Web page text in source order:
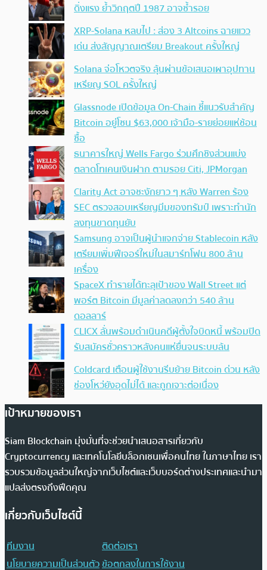
ดิ่งแรง ย้ำวิกฤตปี 1987 อาจซ้ำรอย
XRP-Solana หลบไป : ส่อง 3 Altcoins ฉายแวว
เด่น ส่งสัญญาณเตรียม Breakout ครั้งใหญ่
Solana จ่อโหวตจริง ลุ้นผ่านข้อเสนอเผาอุปทาน
เหรียญ SOL ครั้งใหญ่
Glassnode เปิดข้อมูล On-Chain ชี้แนวรับสำคัญ
Bitcoin อยู่โซน $63,000 เจ้ามือ-รายย่อยแห่ช้อน
ซื้อ
ธนาคารใหญ่ Wells Fargo ร่วมศึกชิงส่วนแบ่ง
ตลาดโทเคนเงินฝาก ตามรอย Citi, JPMorgan
Clarity Act อาจชะงักยาว ๆ หลัง Warren ร้อง
SEC ตรวจสอบเหรียญมีมของทรัมป์ เพราะทำนัก
ลงทุนขาดทุนยับ
Samsung อาจเป็นผู้นำแจกจ่าย Stablecoin หลัง
เตรียมเพิ่มฟีเจอร์ใหม่ในสมาร์ทโฟน 800 ล้าน
เครื่อง
SpaceX ทำรายได้ทะลุเป้าของ Wall Street แต่
พอร์ต Bitcoin มีมูลค่าลดลงกว่า 540 ล้าน
ดอลลาร์
CLICX ลั่นพร้อมดำเนินคดีผู้ตั้งใจบิดหนี้ พร้อมปิด
รับสมัครชั่วคราวหลังคนแห่ยื่นจนระบบล้น
Coldcard เตือนผู้ใช้งานรีบย้าย Bitcoin ด่วน หลัง
ช่องโหว่ยังอุดไม่ได้ และถูกเจาะต่อเนื่อง
เป้าหมายของเรา
Siam Blockchain มุ่งมั่นที่จะช่วยนำเสนอสารเกี่ยวกับ
Cryptocurrency และเทคโนโลยีบล็อกเชนเพื่อคนไทย ในภาษาไทย เรา
รวบรวมข้อมูลส่วนใหญ่จากเว็บไซต์และเว็บบอร์ดต่างประเทศและนำมา
แปลส่งตรงถึงฟีดคุณ
เกี่ยวกับเว็บไซต์นี้
ทีมงาน
ติดต่อเรา
นโยบายความเป็นส่วนตัวข้อตกลงในการใช้งาน